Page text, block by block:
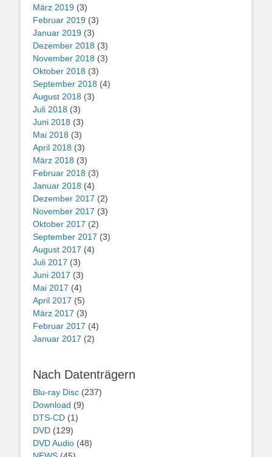
März 2019 (3)
Februar 2019 (3)
Januar 2019 (3)
Dezember 2018 (3)
November 2018 (3)
Oktober 2018 (3)
September 2018 (4)
August 2018 (3)
Juli 2018 (3)
Juni 2018 (3)
Mai 2018 (3)
April 2018 (3)
März 2018 (3)
Februar 2018 (3)
Januar 2018 (4)
Dezember 2017 (2)
November 2017 (3)
Oktober 2017 (2)
September 2017 (3)
August 2017 (4)
Juli 2017 (3)
Juni 2017 (3)
Mai 2017 (4)
April 2017 (5)
März 2017 (3)
Februar 2017 (4)
Januar 2017 (2)
Nach Datenträgern
Blu-ray Disc (237)
Download (9)
DTS-CD (1)
DVD (129)
DVD Audio (48)